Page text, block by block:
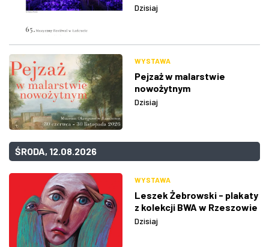
Dzisiaj
WYSTAWA
Pejzaż w malarstwie
nowożytnym
Dzisiaj
ŚRODA, 12.08.2026
WYSTAWA
Leszek Żebrowski - plakaty
z kolekcji BWA w Rzeszowie
Dzisiaj